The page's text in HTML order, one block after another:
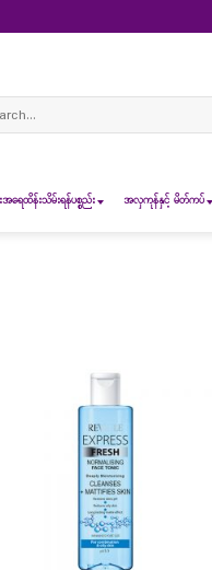
ရေထိန်းသိမ်းရန်ပစ္စည်း အလှကုန်နှင့် မိတ်ကပ်